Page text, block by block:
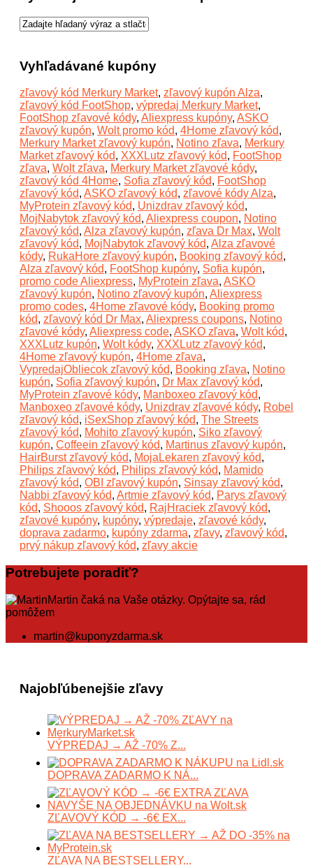
Vyhľadávané kupóny
zľavový kód Merkury Market, zľavový kupón Alza,
zľavový kód FootShop, výpredaj Merkury Market,
FootShop zľavové kódy, Aliexpress kupóny, ASKO
zľavový kupón, Wolt promo kód, 4Home zľavový kód,
Merkury Market zľavový kupón, Notino zľava, Merkury
Market zľavový kód, XXXLutz zľavový kód, FootShop
zľava, Wolt zľava, Merkury Market zľavové kódy,
zľavový kód 4Home, Sofia zľavový kód, FootShop
zľavový kód, ASKO zľavový kód, zľavové kódy Alza,
MyProtein zľavový kód, Unizdrav zľavový kód,
MojNabytok zľavový kód, Aliexpress coupon, Notino
zľavový kód, Alza zľavový kupón, zľava Dr Max, Wolt
zľavový kód, MojNabytok zľavový kód, Alza zľavové
kódy, RukaHore zľavový kupón, Booking zľavový kód,
Alza zľavový kód, FootShop kupóny, Sofia kupón,
promo code Aliexpress, MyProtein zľava, ASKO
zľavový kupón, Notino zľavový kupón, Aliexpress
promo codes, 4Home zľavové kódy, Booking promo
kód, zľavový kód Dr Max, Aliexpress coupons, Notino
zľavové kódy, Aliexpress code, ASKO zľava, Wolt kód,
XXXLutz kupón, Wolt kódy, XXXLutz zľavový kód,
4Home zľavový kupón, 4Home zľava,
VypredajObliecok zľavový kód, Booking zľava, Notino
kupón, Sofia zľavový kupón, Dr Max zľavový kód,
MyProtein zľavové kódy, Manboxeo zľavový kód,
Manboxeo zľavové kódy, Unizdrav zľavové kódy, Robel
zľavový kód, iSexShop zľavový kód, The Streets
zľavový kód, Mohito zľavový kupón, Siko zľavový
kupón, Coffeein zľavový kód, Martinus zľavový kupón,
HairBurst zľavový kód, MojaLekaren zľavový kód,
Philips zľavový kód, Philips zľavový kód, Mamido
zľavový kód, OBI zľavový kupón, Sinsay zľavový kód,
Nabbi zľavový kód, Artmie zľavový kód, Parys zľavový
kód, Shooos zľavový kód, RajHraciek zľavový kód,
zľavové kupóny, kupóny, výpredaje, zľavové kódy,
doprava zadarmo, kupóny zdarma, zľavy, zľavový kód,
prvý nákup zľavový kód, zľavy akcie
Potrebujete poradiť?
Martin čaká na Vaše otázky. Opýtajte sa, rád
pomôžem
martin@kuponyzdarma.sk
Najobľúbenejšie zľavy
VÝPREDAJ → AŽ -70% Z...
DOPRAVA ZADARMO K NÁ...
ZĽAVOVÝ KÓD → -6€ EX...
ZĽAVA NA BESTSELLERY...